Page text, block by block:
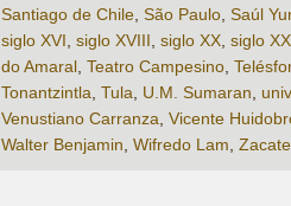
Santiago de Chile São Paulo Saúl
siglo XVI siglo XVIII siglo XX siglo
do Amaral Teatro Campesino
Tonantzintla Tula U.M. Sumaran
Venustiano Carranza Vicente
Walter Benjamin Wifredo Lam